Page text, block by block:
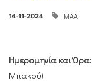
14-11-2024 ΜΑΑ
Ημερομηνία και Ώρα:
Μπακού)